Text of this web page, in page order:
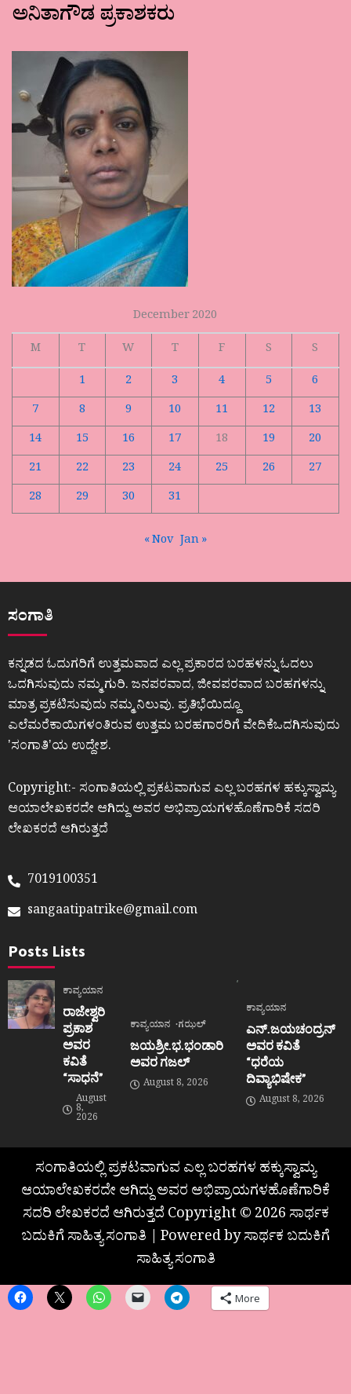
ಅನಿತಾಗೌಡ ಪ್ರಕಾಶಕರು
December 2020
M
T W T F S
S
1
2 3 4 5
6
7
8 9 10 11 12
13
14
15 16 17 18 19
20
21
22 23 24 25 26
27
28
29 30 31
« Nov Jan »
ಸಂಗಾತಿ
ಕನ್ನಡದ ಓದುಗರಿಗೆ ಉತ್ತಮವಾದ ಎಲ್ಲ ಪ್ರಕಾರದ ಬರಹಳನ್ನು ಓದಲು
ಒದಗಿಸುವುದು ನಮ್ಮ ಗುರಿ. ಜನಪರವಾದ, ಜೀವಪರವಾದ ಬರಹಗಳನ್ನು
ಮಾತ್ರ ಪ್ರಕಟಿಸುವುದು ನಮ್ಮ ನಿಲುವು. ಪ್ರತಿಭೆಯಿದ್ದೂ
ಎಲೆಮರೆಕಾಯಿಗಳಂತಿರುವ ಉತ್ತಮ ಬರಹಗಾರರಿಗೆ ವೇದಿಕೆಒದಗಿಸುವುದು
ʼಸಂಗಾತಿʼಯ ಉದ್ದೇಶ.
Copyright:- ಸಂಗಾತಿಯಲ್ಲಿ ಪ್ರಕಟವಾಗುವ ಎಲ್ಲ ಬರಹಗಳ ಹಕ್ಕುಸ್ವಾಮ್ಯ
ಆಯಾಲೇಖಕರದೇ ಆಗಿದ್ದು ಅವರ ಅಭಿಪ್ರಾಯಗಳಹೊಣೆಗಾರಿಕೆ ಸದರಿ
ಲೇಖಕರದೆ ಆಗಿರುತ್ತದೆ
7019100351
sangaatipatrike@gmail.com
Posts Lists
ಕಾವ್ಯಯಾನ
ರಾಜೇಶ್ವರಿ
ಪ್ರಕಾಶ
ಅವರ
ಕವಿತೆ
“ಸಾಧನೆ”
August
8,
2026
ಕಾವ್ಯಯಾನ ಗಝಲ್
ಜಯಶ್ರೀ.ಭ.ಭಂಡಾರಿ
ಅವರ ಗಜಲ್
August 8, 2026
ಕಾವ್ಯಯಾನ
ಎನ್.ಜಯಚಂದ್ರನ್
ಅವರ ಕವಿತೆ
“ಧರೆಯ
ದಿವ್ಯಾಭಿಷೇಕ”
August 8, 2026
ಸಂಗಾತಿಯಲ್ಲಿ ಪ್ರಕಟವಾಗುವ ಎಲ್ಲ ಬರಹಗಳ ಹಕ್ಕುಸ್ವಾಮ್ಯ
ಆಯಾಲೇಖಕರದೇ ಆಗಿದ್ದು ಅವರ ಅಭಿಪ್ರಾಯಗಳಹೊಣೆಗಾರಿಕೆ
ಸದರಿ ಲೇಖಕರದೆ ಆಗಿರುತ್ತದೆ Copyright © 2026 ಸಾರ್ಥಕ
ಬದುಕಿಗೆ ಸಾಹಿತ್ಯ ಸಂಗಾತಿ | Powered by ಸಾರ್ಥಕ ಬದುಕಿಗೆ
ಸಾಹಿತ್ಯ ಸಂಗಾತಿ
More